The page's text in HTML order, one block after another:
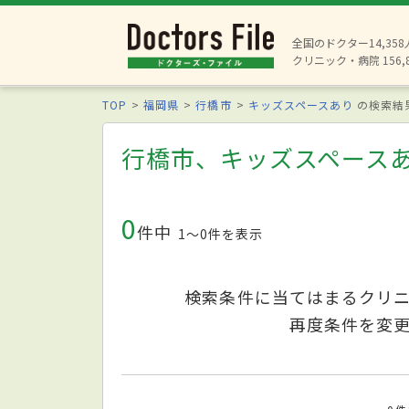
全国のドクター14,358
クリニック・病院
TOP 福岡県 行橋市 キッズスペースあり の検索結
行橋市、キッズスペース
0件中 1〜0件を表示
検索条件に当てはまるクリ
再度条件を変